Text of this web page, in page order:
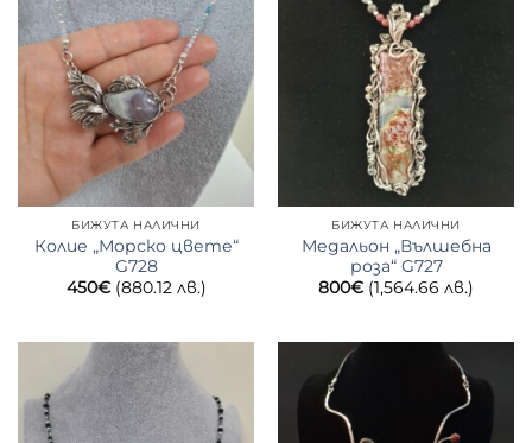
БИЖУТА НАЛИЧНИ
Колие „Морско цвете“
G728
450€ (880.12 лв.)
БИЖУТА НАЛИЧНИ
Медальон „Вълшебна
роза“ G727
800€ (1,564.66 лв.)